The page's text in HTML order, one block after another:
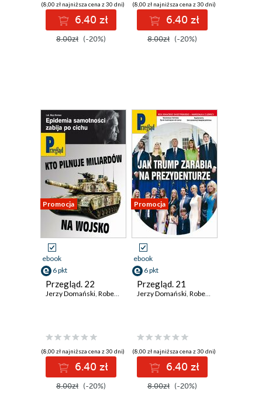
(8,00 zł najniższa cena z 30 dni)
6.40 zł
8.00zł (-20%)
(8,00 zł najniższa cena z 30 dni)
6.40 zł
8.00zł (-20%)
Promocja
ebook
6 pkt
Przegląd. 22
Jerzy Domański, Robert Walenciak ,Kornel Wawrzyniak
(8,00 zł najniższa cena z 30 dni)
6.40 zł
8.00zł (-20%)
Promocja
ebook
6 pkt
Przegląd. 21
Jerzy Domański, Robert Walenciak
(8,00 zł najniższa cena z 30 dni)
6.40 zł
8.00zł (-20%)